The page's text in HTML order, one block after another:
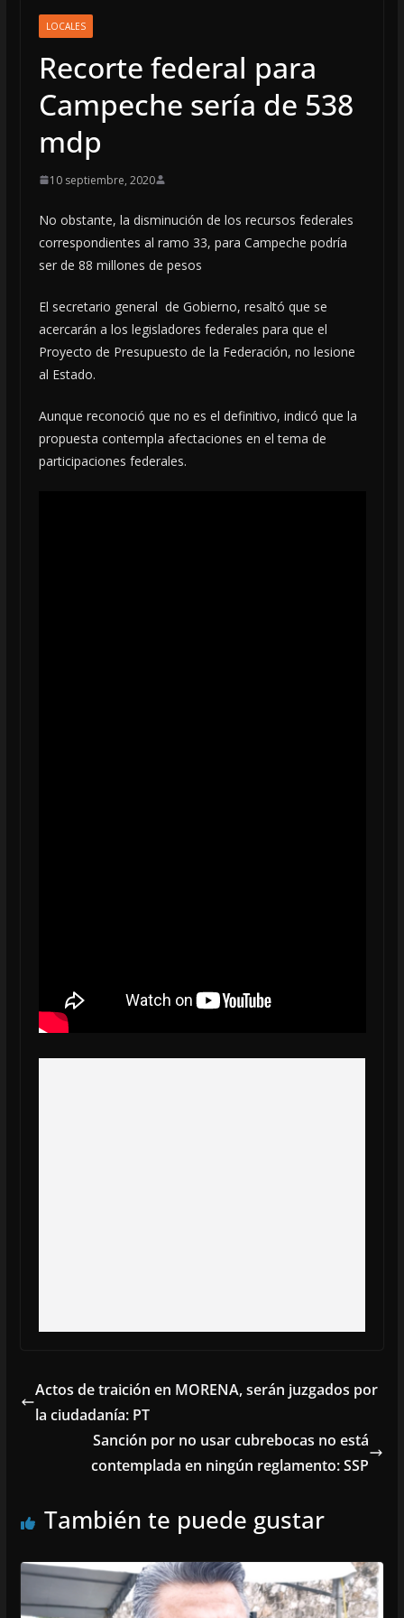
LOCALES
Recorte federal para
Campeche sería de 538
mdp
10 septiembre, 2020
No obstante, la disminución de los recursos federales
correspondientes al ramo 33, para Campeche podría
ser de 88 millones de pesos
El secretario general de Gobierno, resaltó que se
acercarán a los legisladores federales para que el
Proyecto de Presupuesto de la Federación, no lesione
al Estado.
Aunque reconoció que no es el definitivo, indicó que la
propuesta contempla afectaciones en el tema de
participaciones federales.
Actos de traición en MORENA, serán juzgados por
la ciudadanía: PT
Sanción por no usar cubrebocas no está
contemplada en ningún reglamento: SSP
También te puede gustar